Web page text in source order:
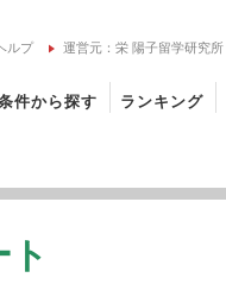
ルプ 運営元：栄 陽子留学研究所
件から探す ランキング